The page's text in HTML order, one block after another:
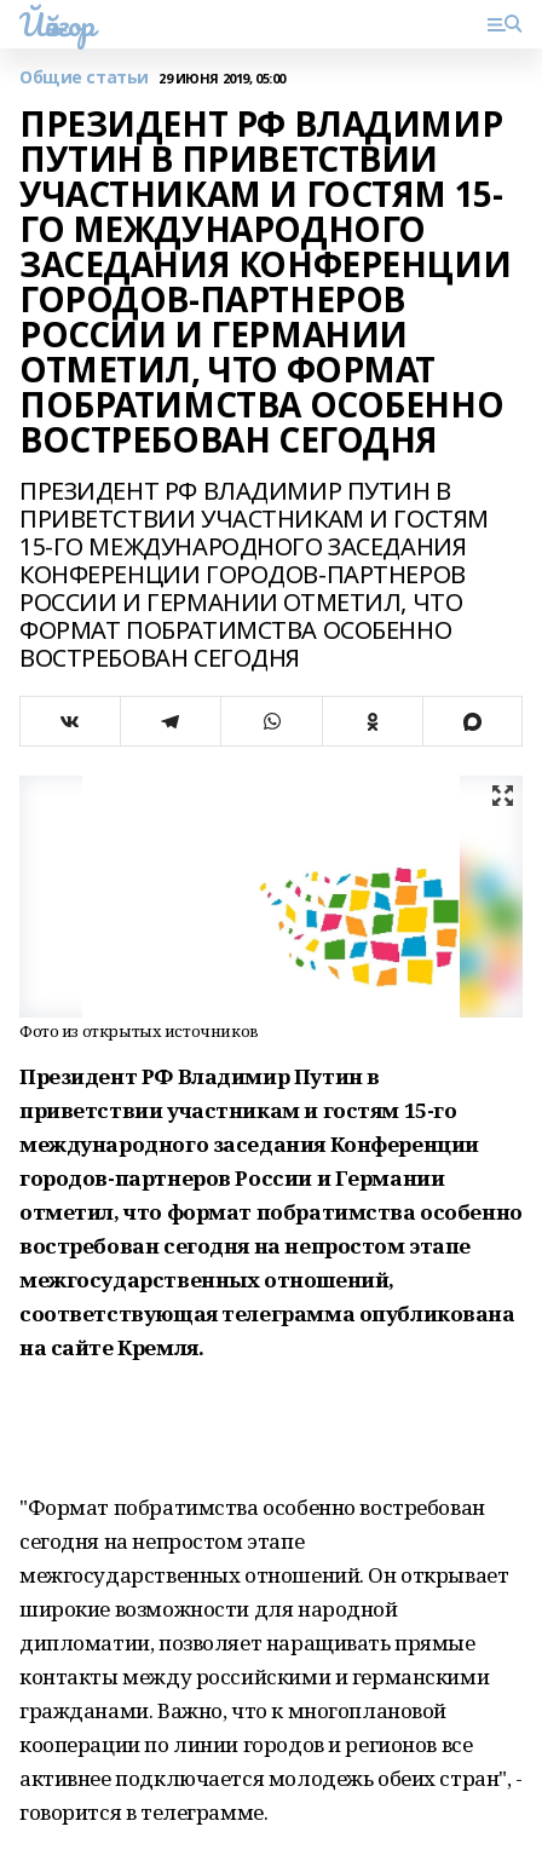
Йәйғор
Общие статьи 29 ИЮНЯ 2019, 05:00
ПРЕЗИДЕНТ РФ ВЛАДИМИР
ПУТИН В ПРИВЕТСТВИИ
УЧАСТНИКАМ И ГОСТЯМ 15-
ГО МЕЖДУНАРОДНОГО
ЗАСЕДАНИЯ КОНФЕРЕНЦИИ
ГОРОДОВ-ПАРТНЕРОВ
РОССИИ И ГЕРМАНИИ
ОТМЕТИЛ, ЧТО ФОРМАТ
ПОБРАТИМСТВА ОСОБЕННО
ВОСТРЕБОВАН СЕГОДНЯ
ПРЕЗИДЕНТ РФ ВЛАДИМИР ПУТИН В
ПРИВЕТСТВИИ УЧАСТНИКАМ И ГОСТЯМ
15-ГО МЕЖДУНАРОДНОГО ЗАСЕДАНИЯ
КОНФЕРЕНЦИИ ГОРОДОВ-ПАРТНЕРОВ
РОССИИ И ГЕРМАНИИ ОТМЕТИЛ, ЧТО
ФОРМАТ ПОБРАТИМСТВА ОСОБЕННО
ВОСТРЕБОВАН СЕГОДНЯ
Фото из открытых источников
Президент РФ Владимир Путин в
приветствии участникам и гостям 15-го
международного заседания Конференции
городов-партнеров России и Германии
отметил, что формат побратимства особенно
востребован сегодня на непростом этапе
межгосударственных отношений,
соответствующая телеграмма опубликована
на сайте Кремля.
"Формат побратимства особенно востребован
сегодня на непростом этапе
межгосударственных отношений. Он открывает
широкие возможности для народной
дипломатии, позволяет наращивать прямые
контакты между российскими и германскими
гражданами. Важно, что к многоплановой
кооперации по линии городов и регионов все
активнее подключается молодежь обеих стран", -
говорится в телеграмме.